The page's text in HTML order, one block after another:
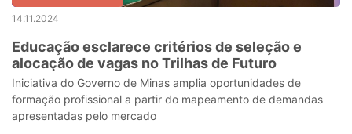
14.11.2024
Educação esclarece critérios de seleção e
alocação de vagas no Trilhas de Futuro
Iniciativa do Governo de Minas amplia oportunidades de
formação profissional a partir do mapeamento de demandas
apresentadas pelo mercado